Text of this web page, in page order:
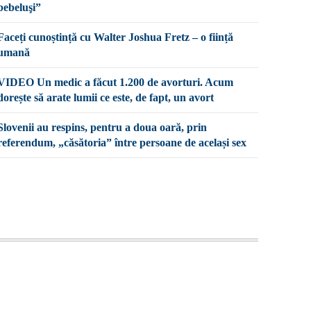
cunoștință cu Walter Joshua Fretz – o ființă
Un medic a făcut 1.200 de avorturi. Acum
să arate lumii ce este, de fapt, un avort
au respins, pentru a doua oară, prin
„căsătoria” între persoane de același sex